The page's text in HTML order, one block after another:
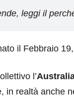
leggi il
il Febbraio
l’
in realtà anche